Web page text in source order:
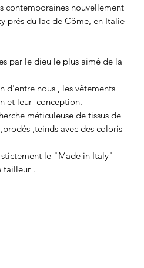
contemporaines nouvellement
près du lac de Côme, en Italie
par le dieu le plus aimé de la
d'entre nous , les vêtements
et leur conception.
méticuleuse de tissus de
,teinds avec des coloris
le "Made in Italy"
tailleur .